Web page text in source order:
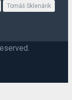
Tomáš Sklenárik